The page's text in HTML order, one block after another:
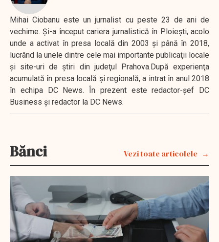
Mihai Ciobanu este un jurnalist cu peste 23 de ani de
vechime. Şi-a început cariera jurnalistică în Ploieşti, acolo
unde a activat în presa locală din 2003 şi până în 2018,
lucrând la unele dintre cele mai importante publicaţii locale
şi site-uri de ştiri din judeţul Prahova.După experienţa
acumulată în presa locală şi regională, a intrat în anul 2018
în echipa DC News. În prezent este redactor-şef DC
Business şi redactor la DC News.
Bănci Vezi toate articolele